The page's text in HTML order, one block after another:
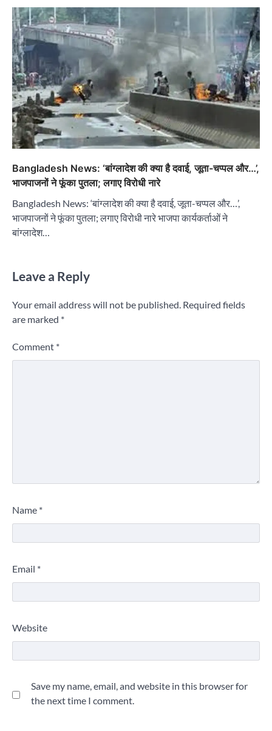
Bangladesh News: ‘बांग्लादेश की क्या है दवाई, जूता-चप्पल और…’,
भाजपाजनों ने फूंका पुतला; लगाए विरोधी नारे
Bangladesh News: ‘बांग्लादेश की क्या है दवाई, जूता-चप्पल और…’,
भाजपाजनों ने फूंका पुतला; लगाए विरोधी नारे भाजपा कार्यकर्ताओं ने
बांग्लादेश…
Leave a Reply
Your email address will not be published. Required fields
are marked *
Comment *
Name *
Email *
Website
Save my name, email, and website in this browser for
the next time I comment.